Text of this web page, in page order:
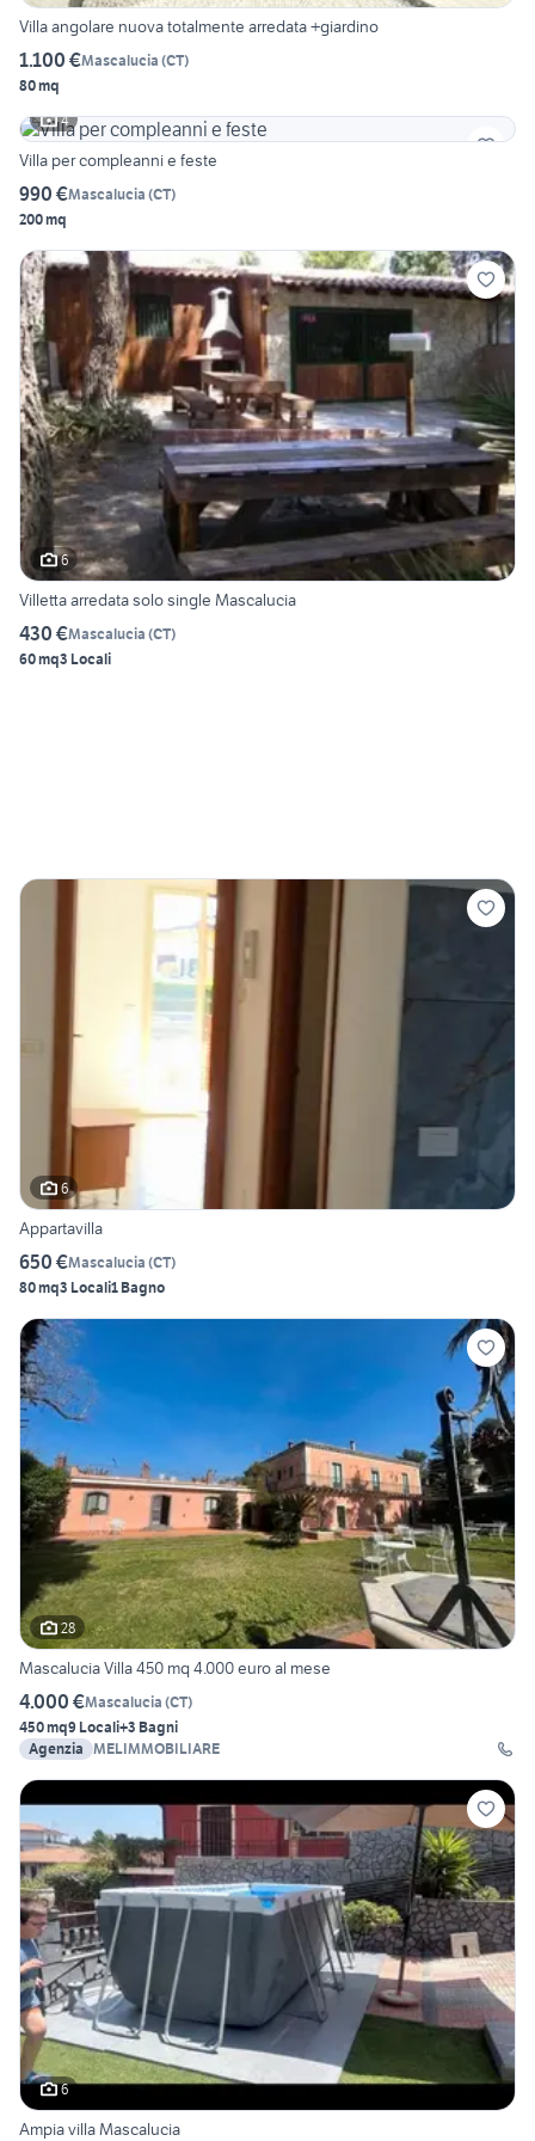
Villa angolare nuova totalmente arredata +giardino
1.100 €Mascalucia (CT)
80 mq
4
Villa per compleanni e feste
990 €Mascalucia (CT)
200 mq
6
Villetta arredata solo single Mascalucia
430 €Mascalucia (CT)
60 mq3 Locali
6
Appartavilla
650 €Mascalucia (CT)
80 mq3 Locali1 Bagno
28
Mascalucia Villa 450 mq 4.000 euro al mese
4.000 €Mascalucia (CT)
450 mq9 Locali+3 Bagni
Agenzia MELIMMOBILIARE
6
Ampia villa Mascalucia